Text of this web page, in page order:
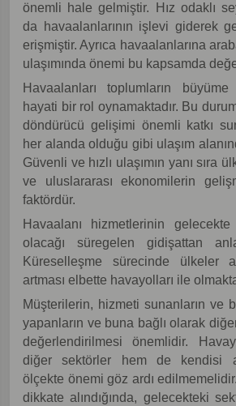
önemli hale gelmiştir. Hız odaklı
da havaalanlarının işlevi giderek
erişmiştir. Ayrıca havaalanlarına
ulaşımında önemi bu kapsamda
Havaalanları toplumların
hayati bir rol oynamaktadır. Bu
döndürücü gelişimi önemli katkı
her alanda olduğu gibi ulaşım
Güvenli ve hızlı ulaşımın yanı sıra
ve uluslararası ekonomilerin
faktördür.
Havaalanı hizmetlerinin
olacağı süregelen gidişattan
Küreselleşme sürecinde ülkeler
artması elbette havayolları ile
Müşterilerin, hizmeti sunanların ve
yapanların ve buna bağlı olarak
değerlendirilmesi önemlidir.
diğer sektörler hem de kendisi
ölçekte önemi göz ardı
dikkate alındığında, gelecekteki